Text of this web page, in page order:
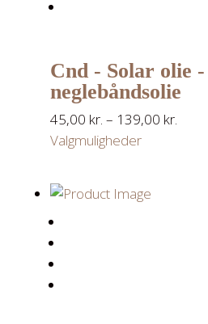
Cnd - Solar olie -
neglebåndsolie
45,00 kr. – 139,00 kr.
Valgmuligheder